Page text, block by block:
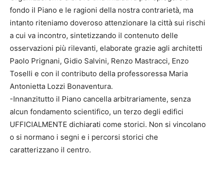
fondo il Piano e le ragioni della nostra contrarietà, ma
intanto riteniamo doveroso attenzionare la città sui rischi
a cui va incontro, sintetizzando il contenuto delle
osservazioni più rilevanti, elaborate grazie agli architetti
Paolo Prignani, Gidio Salvini, Renzo Mastracci, Enzo
Toselli e con il contributo della professoressa Maria
Antonietta Lozzi Bonaventura.
-Innanzitutto il Piano cancella arbitrariamente, senza
alcun fondamento scientifico, un terzo degli edifici
UFFICIALMENTE dichiarati come storici. Non si vincolano
o si normano i segni e i percorsi storici che
caratterizzano il centro.